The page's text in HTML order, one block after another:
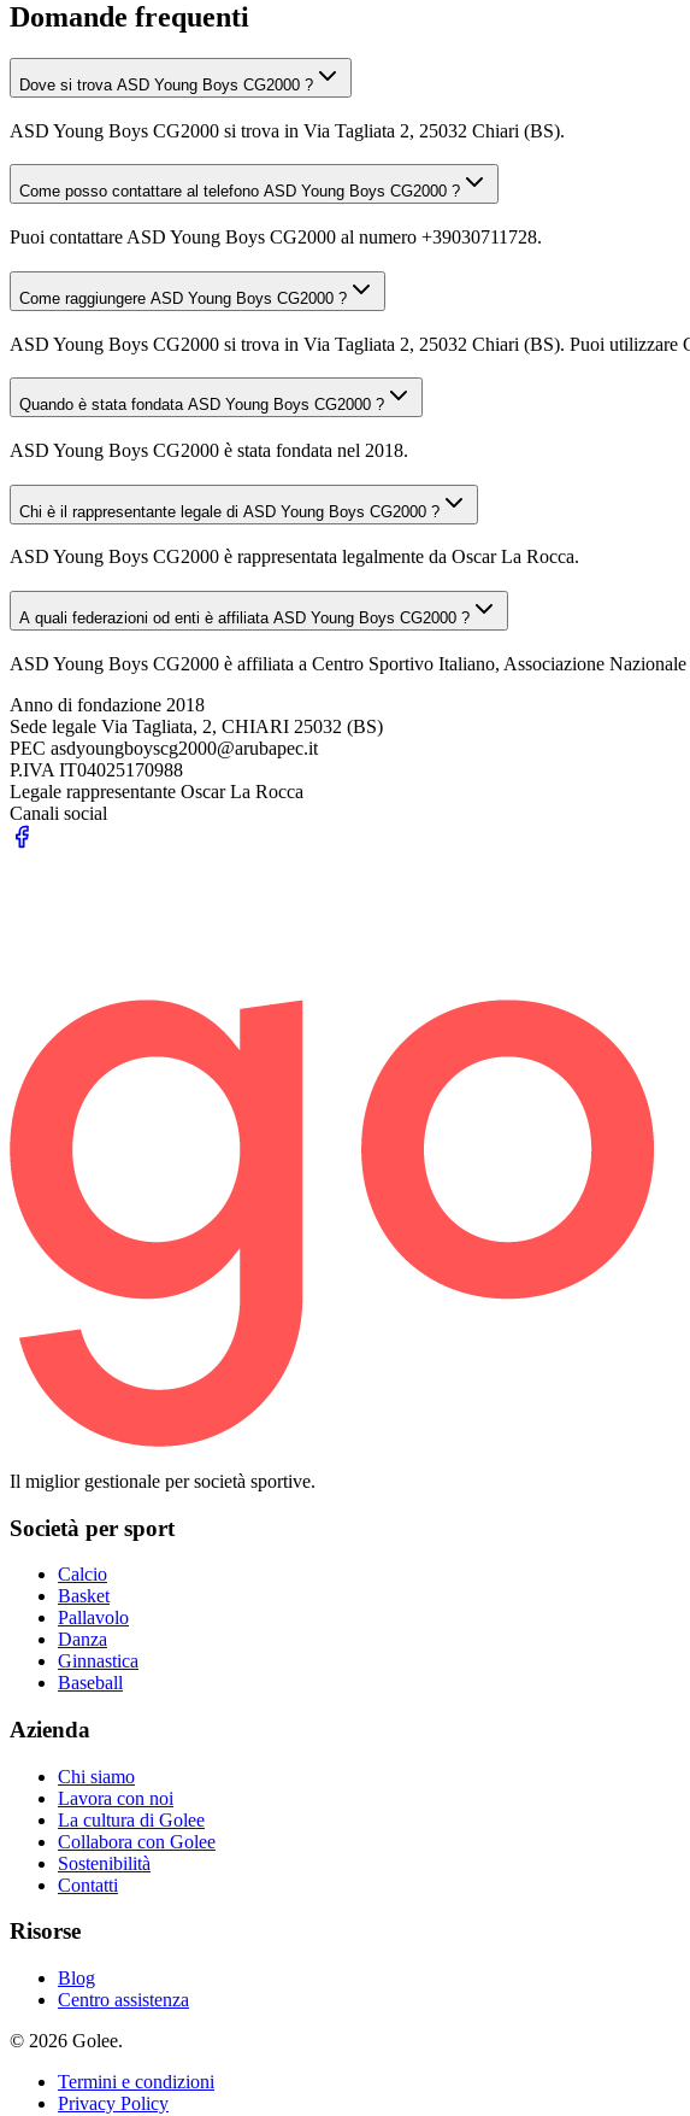
Domande frequenti
Dove si trova ASD Young Boys CG2000 ?
ASD Young Boys CG2000 si trova in Via Tagliata 2, 25032 Chiari (BS).
Come posso contattare al telefono ASD Young Boys CG2000 ?
Puoi contattare ASD Young Boys CG2000 al numero +39030711728.
Come raggiungere ASD Young Boys CG2000 ?
ASD Young Boys CG2000 si trova in Via Tagliata 2, 25032 Chiari (BS). Puoi utilizzare
Quando è stata fondata ASD Young Boys CG2000 ?
ASD Young Boys CG2000 è stata fondata nel 2018.
Chi è il rappresentante legale di ASD Young Boys CG2000 ?
ASD Young Boys CG2000 è rappresentata legalmente da Oscar La Rocca.
A quali federazioni od enti è affiliata ASD Young Boys CG2000 ?
ASD Young Boys CG2000 è affiliata a Centro Sportivo Italiano, Associazione Nazionale
Anno di fondazione 2018
Sede legale Via Tagliata, 2, CHIARI 25032 (BS)
PEC asdyoungboyscg2000@arubapec.it
P.IVA IT04025170988
Legale rappresentante Oscar La Rocca
Canali social
Il miglior gestionale per società sportive.
Società per sport
Calcio
Basket
Pallavolo
Danza
Ginnastica
Baseball
Azienda
Chi siamo
Lavora con noi
La cultura di Golee
Collabora con Golee
Sostenibilità
Contatti
Risorse
Blog
Centro assistenza
© 2026 Golee.
Termini e condizioni
Privacy Policy